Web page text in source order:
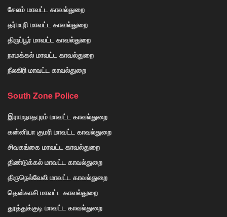
சேலம் மாவட்ட காவல்துறை
தர்மபுரி மாவட்ட காவல்துறை
திருப்பூர் மாவட்ட காவல்துறை
நாமக்கல் மாவட்ட காவல்துறை
நீலகிரி மாவட்ட காவல்துறை
South Zone Police
இராமநாதபுரம் மாவட்ட காவல்துறை
கன்னியா குமரி மாவட்ட காவல்துறை
சிவகங்கை மாவட்ட காவல்துறை
திண்டுக்கல் மாவட்ட காவல்துறை
திருநெல்வேலி மாவட்ட காவல்துறை
தென்காசி மாவட்ட காவல்துறை
தூத்துக்குடி மாவட்ட காவல்துறை